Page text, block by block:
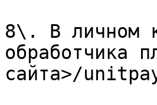
8\. В личном
обработчика
сайта>/